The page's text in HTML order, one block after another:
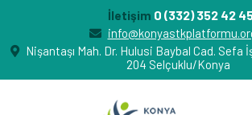
İletişim 0 (332) 352 42
Nişantaşı Mah. Dr. Hulusi Baybal Cad. Sefa
204 Selçuklu/Konya